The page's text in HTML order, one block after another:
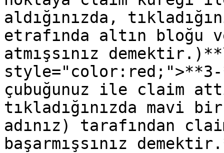
aldığınızda,
etrafında altın bloğu
atmışsınız
style="color:red;">**3-
çubuğunuz ile claim
tıkladığınızda mavi
adınız) tarafından
başarmışsınız